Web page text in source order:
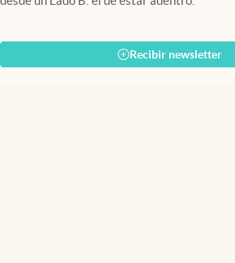
Recibir newsletter